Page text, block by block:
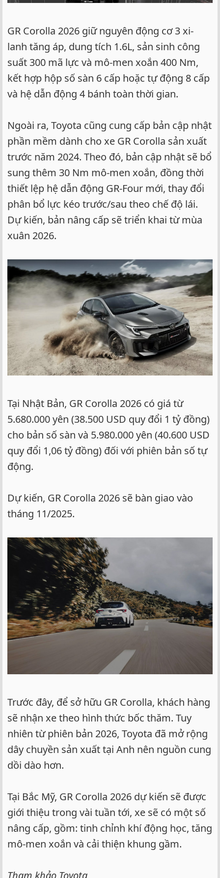
GR Corolla 2026 giữ nguyên động cơ 3 xi-
lanh tăng áp, dung tích 1.6L, sản sinh công
suất 300 mã lực và mô-men xoắn 400 Nm,
kết hợp hộp số sàn 6 cấp hoặc tự động 8 cấp
và hệ dẫn động 4 bánh toàn thời gian.
Ngoài ra, Toyota cũng cung cấp bản cập nhật
phần mềm dành cho xe GR Corolla sản xuất
trước năm 2024. Theo đó, bản cập nhật sẽ bổ
sung thêm 30 Nm mô-men xoắn, đồng thời
thiết lệp hệ dẫn động GR-Four mới, thay đổi
phân bổ lực kéo trước/sau theo chế độ lái.
Dự kiến, bản nâng cấp sẽ triển khai từ mùa
xuân 2026.
Tại Nhật Bản, GR Corolla 2026 có giá từ
5.680.000 yên (38.500 USD quy đổi 1 tỷ đồng)
cho bản số sàn và 5.980.000 yên (40.600 USD
quy đổi 1,06 tỷ đồng) đối với phiên bản số tự
động.
Dự kiến, GR Corolla 2026 sẽ bàn giao vào
tháng 11/2025.
Trước đây, để sở hữu GR Corolla, khách hàng
sẽ nhận xe theo hình thức bốc thăm. Tuy
nhiên từ phiên bản 2026, Toyota đã mở rộng
dây chuyền sản xuất tại Anh nên nguồn cung
dồi dào hơn.
Tại Bắc Mỹ, GR Corolla 2026 dự kiến sẽ được
giới thiệu trong vài tuần tới, xe sẽ có một số
nâng cấp, gồm: tinh chỉnh khí động học, tăng
mô-men xoắn và cải thiện khung gầm.
Tham khảo Toyota